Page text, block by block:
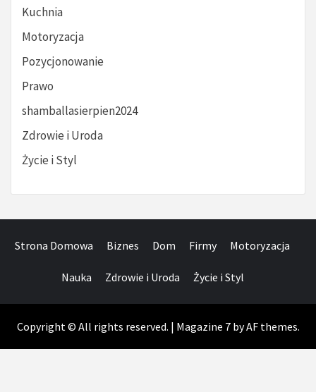
Kuchnia
Motoryzacja
Pozycjonowanie
Prawo
shamballasierpien2024
Zdrowie i Uroda
Życie i Styl
Strona Domowa Biznes Dom Firmy Motoryzacja
Nauka Zdrowie i Uroda Życie i Styl
Copyright © All rights reserved. | Magazine 7by AF themes.